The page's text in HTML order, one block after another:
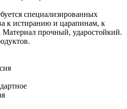
специализированных
к истиранию и царапинам, к
прочный, ударостойкий.